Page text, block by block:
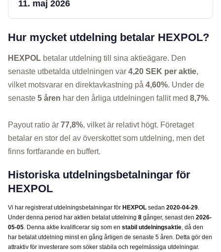
11. maj 2026
Hur mycket utdelning betalar HEXPOL?
HEXPOL betalar utdelning till sina aktieägare. Den
senaste utbetalda utdelningen var 4,20 SEK per aktie,
vilket motsvarar en direktavkastning på 4,60%. Under de
senaste 5 åren har den årliga utdelningen fallit med 8,7%.
Payout ratio är 77,8%, vilket är relativt högt. Företaget
betalar en stor del av överskottet som utdelning, men det
finns fortfarande en buffert.
Historiska utdelningsbetalningar för
HEXPOL
Vi har registrerat utdelningsbetalningar för HEXPOL sedan 2020-04-29.
Under denna period har aktien betalat utdelning 8 gånger, senast den 2026-
05-05. Denna aktie kvalificerar sig som en stabil utdelningsaktie, då den
har betalat utdelning minst en gång årligen de senaste 5 åren. Detta gör den
attraktiv för investerare som söker stabila och regelmässiga utdelningar.